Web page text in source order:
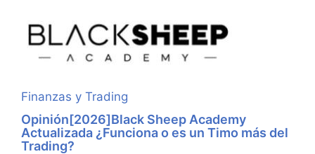
Finanzas y Trading
Opinión[2026]Black Sheep Academy
Actualizada ¿Funciona o es un Timo más del
Trading?